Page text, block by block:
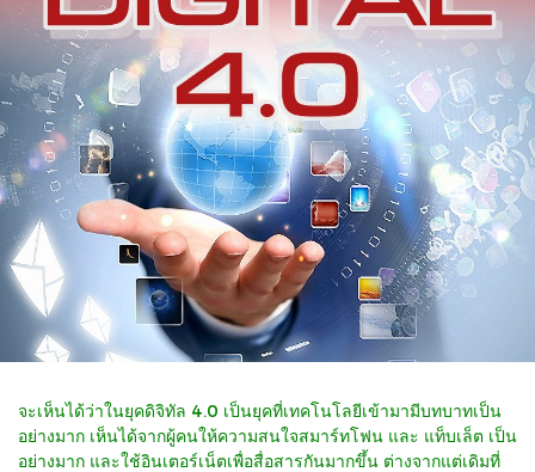
จะเห็นได้ว่าในยุคดิจิทัล 4.0 เป็นยุคที่เทคโนโลยีเข้ามามีบทบาทเป็น
อย่างมาก เห็นได้จากผู้คนให้ความสนใจสมาร์ทโฟน และ แท็บเล็ต เป็น
อย่างมาก และใช้อินเตอร์เน็ตเพื่อสื่อสารกันมากขึ้น ต่างจากแต่เดิมที่